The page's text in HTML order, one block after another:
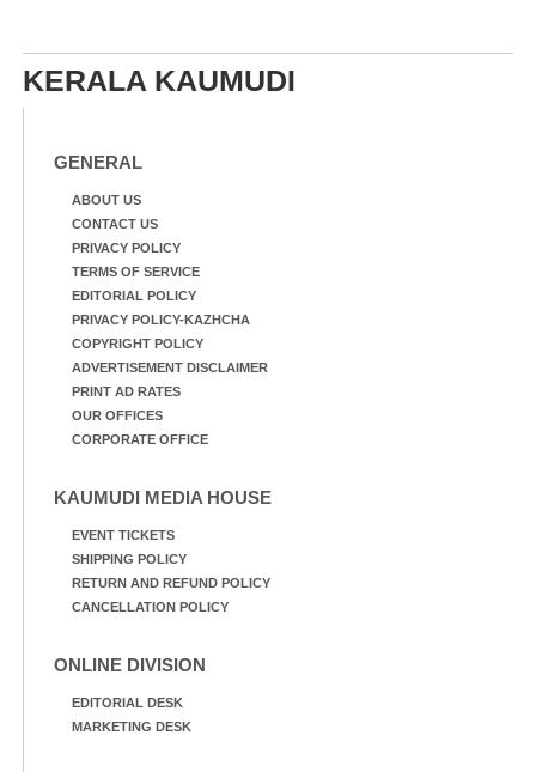
KERALA KAUMUDI
GENERAL
ABOUT US
CONTACT US
PRIVACY POLICY
TERMS OF SERVICE
EDITORIAL POLICY
PRIVACY POLICY-KAZHCHA
COPYRIGHT POLICY
ADVERTISEMENT DISCLAIMER
PRINT AD RATES
OUR OFFICES
CORPORATE OFFICE
KAUMUDI MEDIA HOUSE
EVENT TICKETS
SHIPPING POLICY
RETURN AND REFUND POLICY
CANCELLATION POLICY
ONLINE DIVISION
EDITORIAL DESK
MARKETING DESK